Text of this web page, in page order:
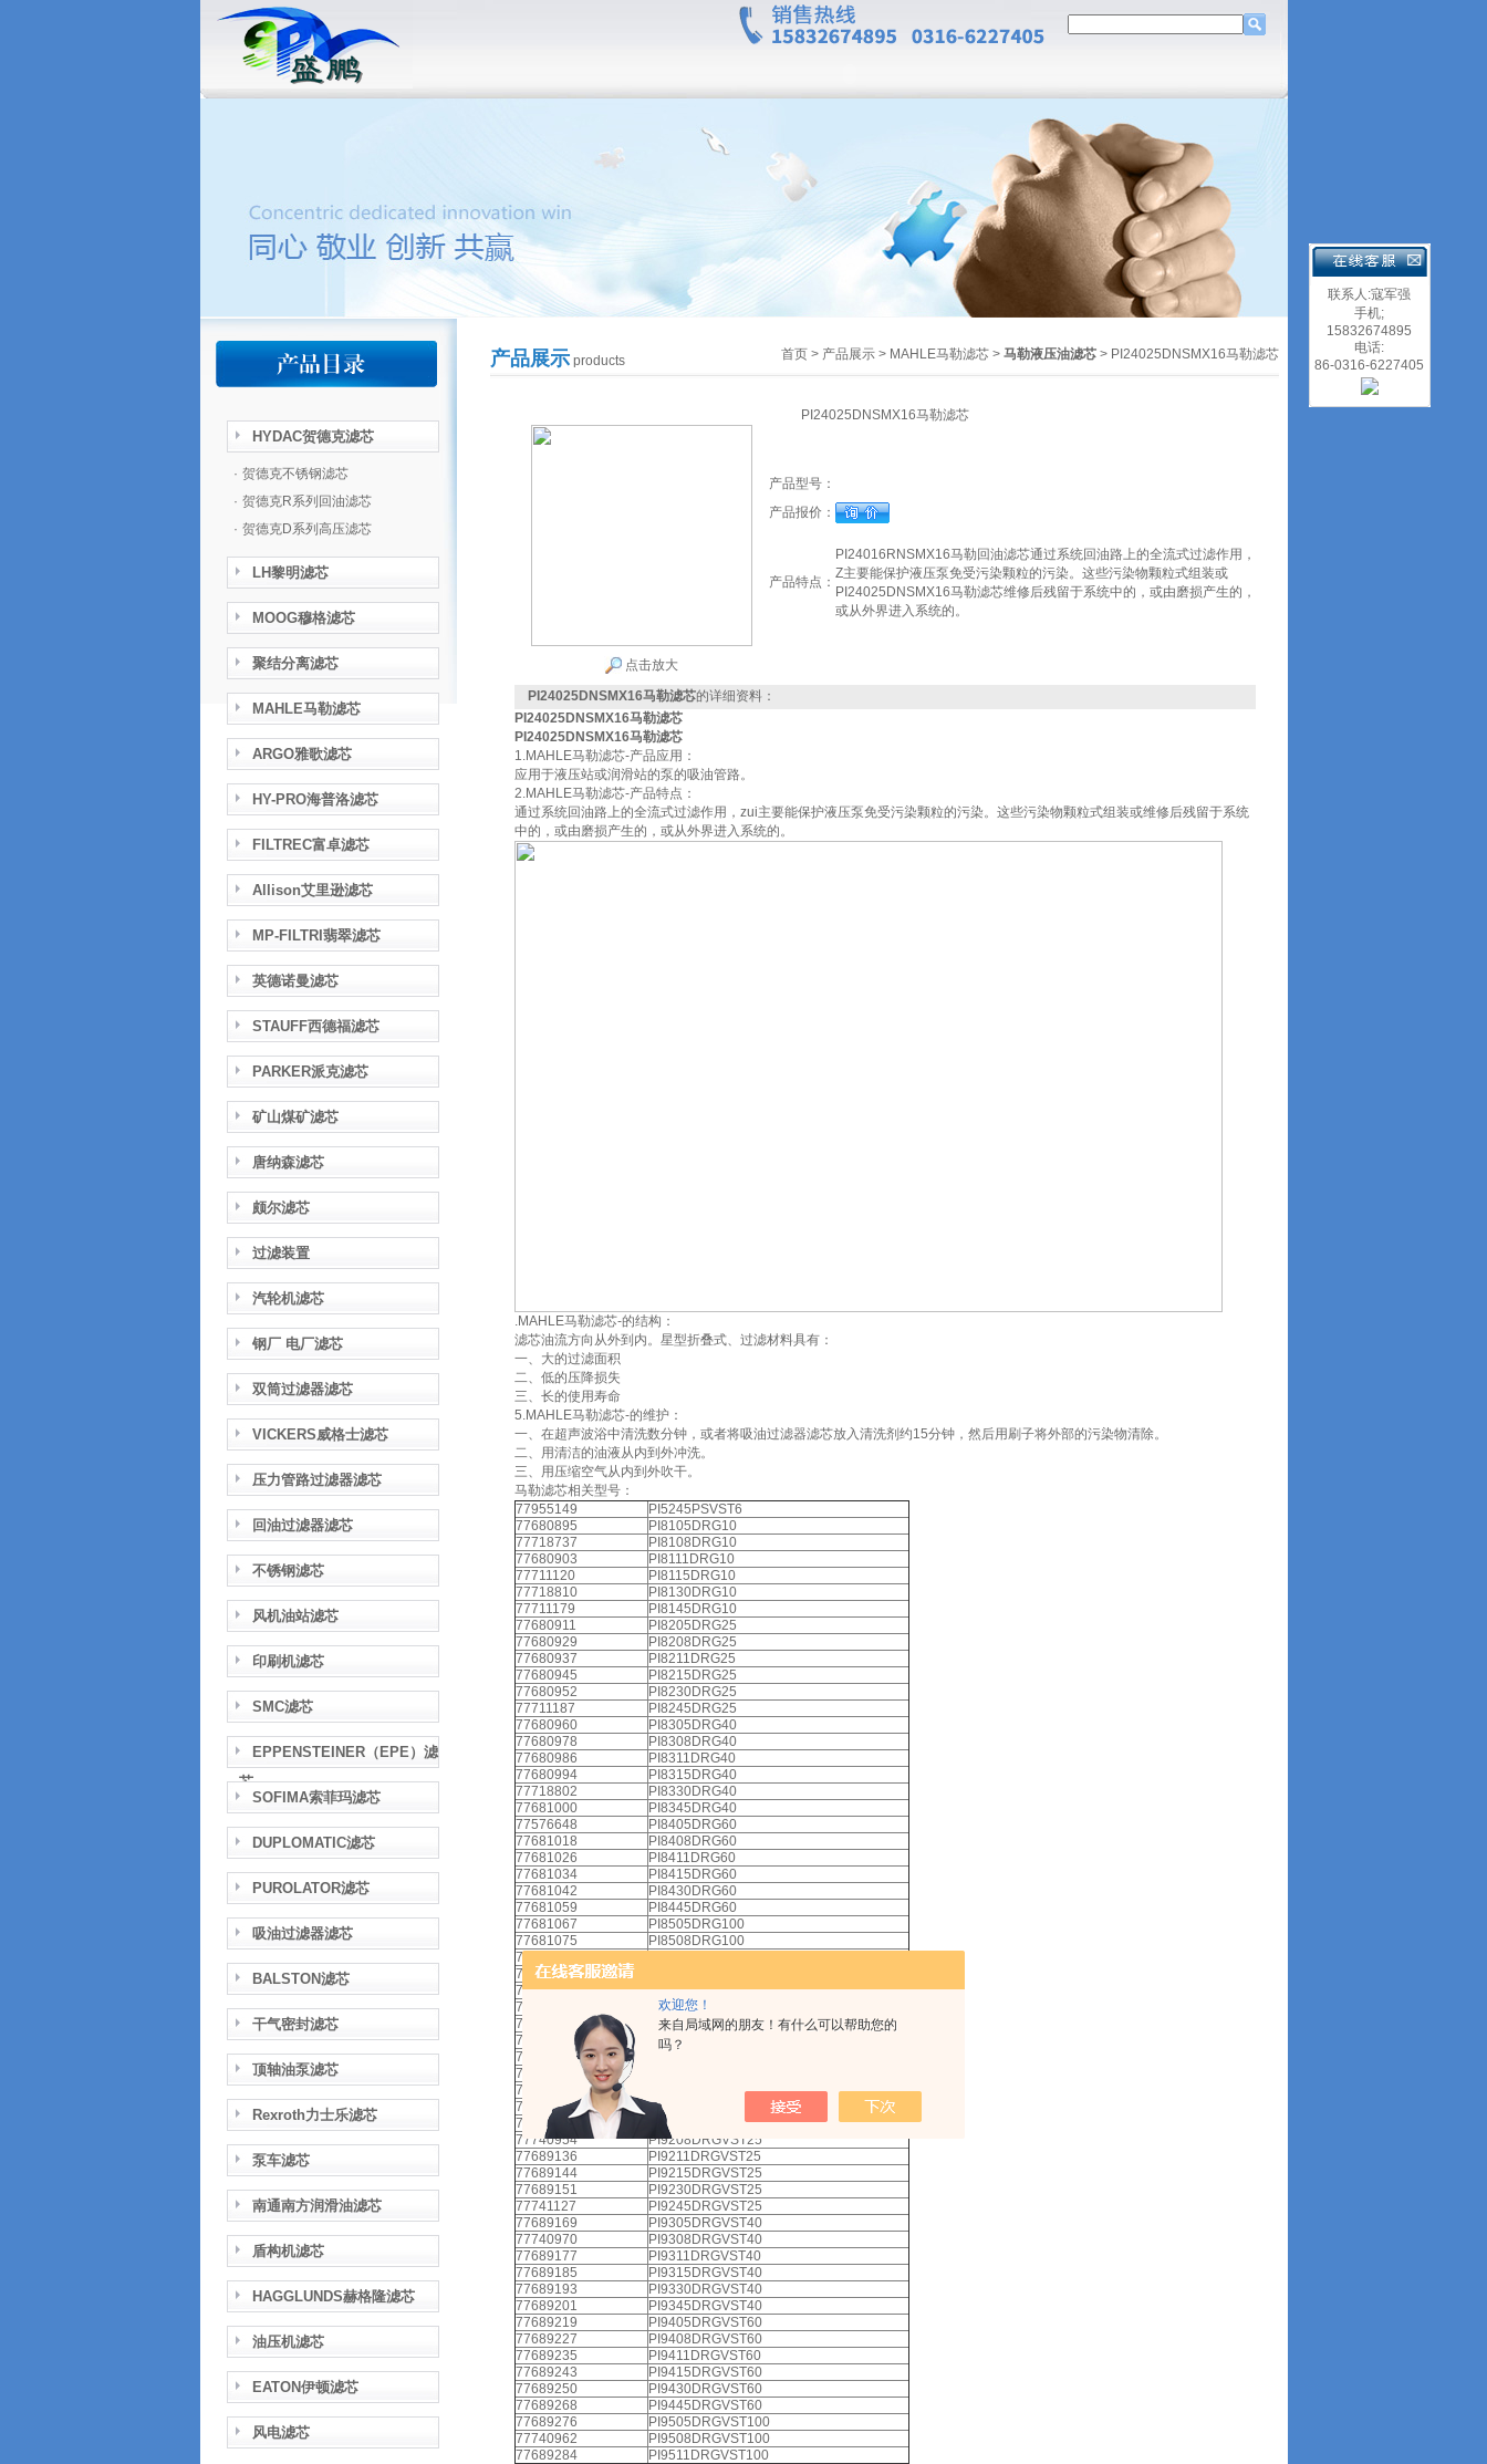
欢迎您！
来自局域网的朋友！有什么可以帮助您的
吗？
HYDAC贺德克滤芯
· 贺德克不锈钢滤芯
· 贺德克R系列回油滤芯
· 贺德克D系列高压滤芯
LH黎明滤芯
MOOG穆格滤芯
聚结分离滤芯
MAHLE马勒滤芯
ARGO雅歌滤芯
HY-PRO海普洛滤芯
FILTREC富卓滤芯
Allison艾里逊滤芯
MP-FILTRI翡翠滤芯
英德诺曼滤芯
STAUFF西德福滤芯
PARKER派克滤芯
矿山煤矿滤芯
唐纳森滤芯
颇尔滤芯
过滤装置
汽轮机滤芯
钢厂 电厂滤芯
双筒过滤器滤芯
VICKERS威格士滤芯
压力管路过滤器滤芯
回油过滤器滤芯
不锈钢滤芯
风机油站滤芯
印刷机滤芯
SMC滤芯
EPPENSTEINER（EPE）滤
芯
SOFIMA索菲玛滤芯
DUPLOMATIC滤芯
PUROLATOR滤芯
吸油过滤器滤芯
BALSTON滤芯
干气密封滤芯
顶轴油泵滤芯
Rexroth力士乐滤芯
泵车滤芯
南通南方润滑油滤芯
盾构机滤芯
HAGGLUNDS赫格隆滤芯
油压机滤芯
EATON伊顿滤芯
风电滤芯
产品展示 products 首页 > 产品展示 > MAHLE马勒滤芯 > 马勒液压油滤芯 > PI24025DNSMX16马勒滤芯
PI24025DNSMX16马勒滤芯
点击放大
产品型号：
产品报价：
产品特点：
PI24016RNSMX16马勒回油滤芯通过系统回油路上的全流式过滤作用，
Z主要能保护液压泵免受污染颗粒的污染。这些污染物颗粒式组装或
PI24025DNSMX16马勒滤芯维修后残留于系统中的，或由磨损产生的，
或从外界进入系统的。
PI24025DNSMX16马勒滤芯的详细资料：
PI24025DNSMX16马勒滤芯
PI24025DNSMX16马勒滤芯
1.MAHLE马勒滤芯-产品应用：
应用于液压站或润滑站的泵的吸油管路。
2.MAHLE马勒滤芯-产品特点：
通过系统回油路上的全流式过滤作用，zui主要能保护液压泵免受污染颗粒的污染。这些污染物颗粒式组装或维修后残留于系统
中的，或由磨损产生的，或从外界进入系统的。
.MAHLE马勒滤芯-的结构：
滤芯油流方向从外到内。星型折叠式、过滤材料具有：
一、大的过滤面积
二、低的压降损失
三、长的使用寿命
5.MAHLE马勒滤芯-的维护：
一、在超声波浴中清洗数分钟，或者将吸油过滤器滤芯放入清洗剂约15分钟，然后用刷子将外部的污染物清除。
二、用清洁的油液从内到外冲洗。
三、用压缩空气从内到外吹干。
马勒滤芯相关型号：
77955149
PI5245PSVST6
77680895
PI8105DRG10
77718737
PI8108DRG10
77680903
PI8111DRG10
77711120
PI8115DRG10
77718810
PI8130DRG10
77711179
PI8145DRG10
77680911
PI8205DRG25
77680929
PI8208DRG25
77680937
PI8211DRG25
77680945
PI8215DRG25
77680952
PI8230DRG25
77711187
PI8245DRG25
77680960
PI8305DRG40
77680978
PI8308DRG40
77680986
PI8311DRG40
77680994
PI8315DRG40
77718802
PI8330DRG40
77681000
PI8345DRG40
77576648
PI8405DRG60
77681018
PI8408DRG60
77681026
PI8411DRG60
77681034
PI8415DRG60
77681042
PI8430DRG60
77681059
PI8445DRG60
77681067
PI8505DRG100
77681075
PI8508DRG100
77718778
77681083
77689078
PI8530DRG100
77689094
PI8545DRG100
77689102
PI9105DRGVST10
77689110
PI9108DRGVST10
77741010
77741036
77741077
PI9130DRGVST10
77741119
PI9145DRGVST10
77689128
PI9205DRGVST25
77740954
PI9208DRGVST25
77689136
PI9211DRGVST25
77689144
PI9215DRGVST25
77689151
PI9230DRGVST25
77741127
PI9245DRGVST25
77689169
PI9305DRGVST40
77740970
PI9308DRGVST40
77689177
PI9311DRGVST40
77689185
PI9315DRGVST40
77689193
PI9330DRGVST40
77689201
PI9345DRGVST40
77689219
PI9405DRGVST60
77689227
PI9408DRGVST60
77689235
PI9411DRGVST60
77689243
PI9415DRGVST60
77689250
PI9430DRGVST60
77689268
PI9445DRGVST60
77689276
PI9505DRGVST100
77740962
PI9508DRGVST100
77689284
PI9511DRGVST100
联系人:寇军强
手机;
15832674895
电话:
86-0316-6227405